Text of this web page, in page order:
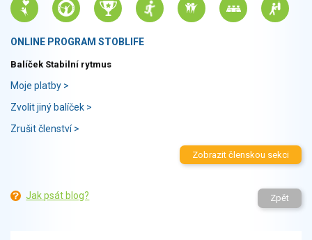
ONLINE PROGRAM STOBLIFE
Balíček Stabilní rytmus
Moje platby >
Zvolit jiný balíček >
Zrušit členství >
Zobrazit členskou sekci
Jak psát blog? Zpět